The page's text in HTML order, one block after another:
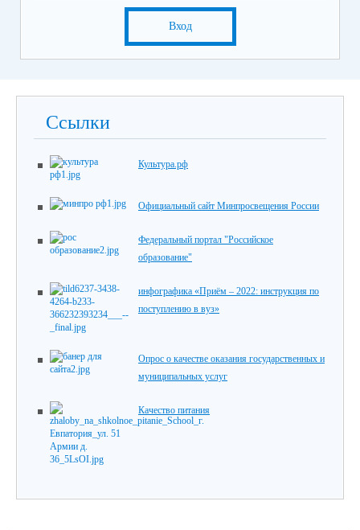
Вход
Ссылки
Культура.рф
Официальный сайт Минпросвещения России
Федеральный портал "Российское
образование"
инфографика «Приём – 2022: инструкция по
поступлению в вуз»
Опрос о качестве оказания государственных и
муниципальных услуг
Качество питания